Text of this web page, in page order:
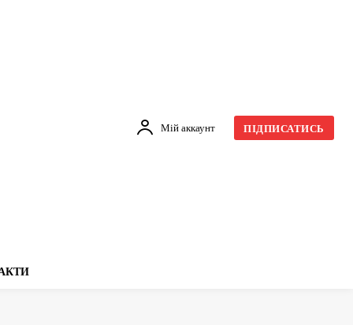
Мій аккаунт ПІДПИСАТИСЬ